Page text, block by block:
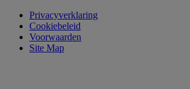
Privacyverklaring
Cookiebeleid
Voorwaarden
Site Map